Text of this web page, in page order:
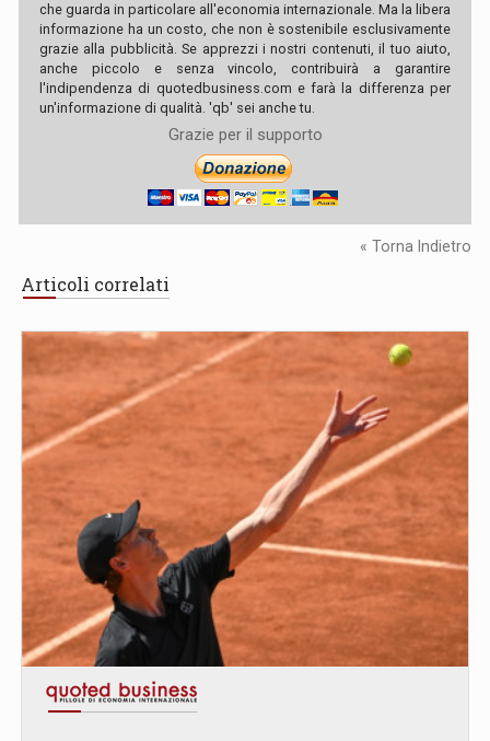
che guarda in particolare all'economia internazionale. Ma la libera
informazione ha un costo, che non è sostenibile esclusivamente
grazie alla pubblicità. Se apprezzi i nostri contenuti, il tuo aiuto,
anche piccolo e senza vincolo, contribuirà a garantire
l'indipendenza di quotedbusiness.com e farà la differenza per
un'informazione di qualità. 'qb' sei anche tu.
Grazie per il supporto
« Torna Indietro
Articoli correlati